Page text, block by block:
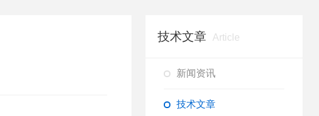
技术文章 Article
新闻资讯
技术文章